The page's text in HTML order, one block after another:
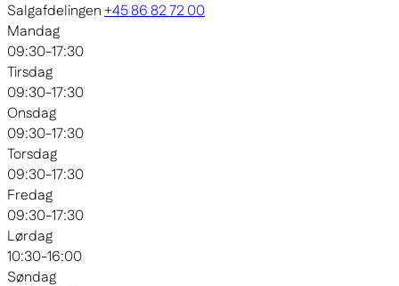
Salgafdelingen+45 86 82 72 00
Mandag
09:30-17:30
Tirsdag
09:30-17:30
Onsdag
09:30-17:30
Torsdag
09:30-17:30
Fredag
09:30-17:30
Lørdag
10:30-16:00
Søndag